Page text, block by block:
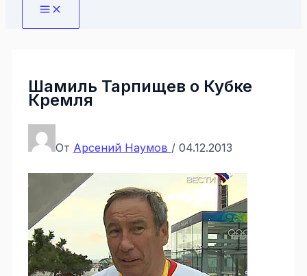
Шамиль Тарпищев о Кубке
Кремля
От Арсений Наумов / 04.12.2013